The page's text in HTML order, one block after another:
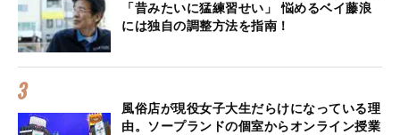
「昔みたいに猛練習せい」 悩めるベイ藤浪
には独自の調整方法を指南！
風俗店が現役女子大生だらけになっている理
由。ソープランドの個室からオンライン授業